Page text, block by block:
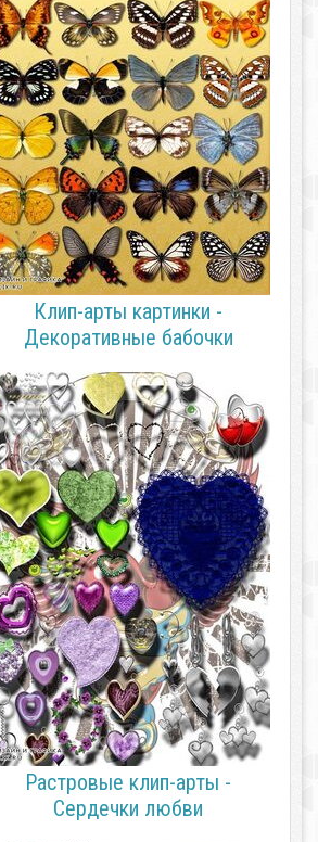
Клип-арты картинки -
Декоративные бабочки
Растровые клип-арты -
Сердечки любви